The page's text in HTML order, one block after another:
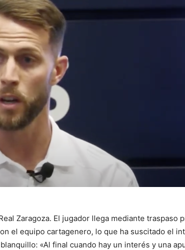
Zaragoza. El jugador llega mediante traspaso
el equipo cartagenero, lo que ha suscitado el
«Al final cuando hay un interés y una